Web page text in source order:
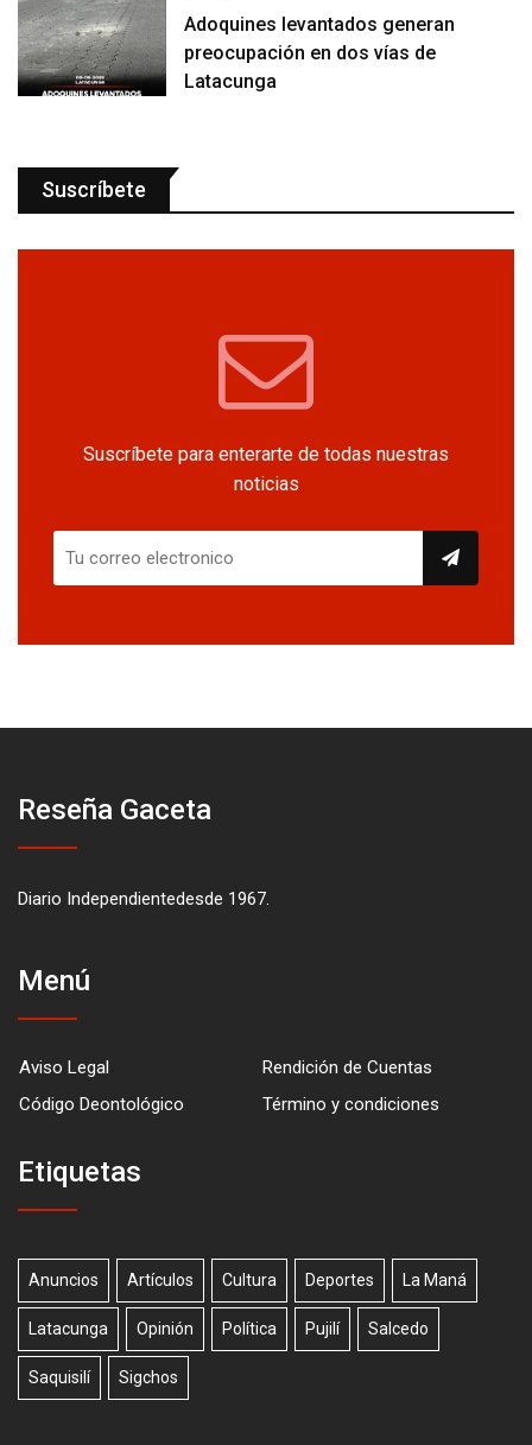
Adoquines levantados generan
preocupación en dos vías de
Latacunga
Suscríbete
Suscríbete para enterarte de todas nuestras
noticias
Reseña Gaceta
Diario Independientedesde 1967.
Menú
Aviso Legal
Rendición de Cuentas
Código Deontológico
Término y condiciones
Etiquetas
Anuncios Artículos Cultura Deportes La Maná
Latacunga Opinión Política Pujilí Salcedo
Saquisilí Sigchos